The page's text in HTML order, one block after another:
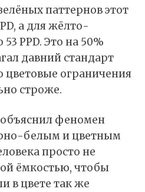
паттернов этот
а для жёлто-
PPD. Это на 50%
давний стандарт
цветовые ограничения
строже.
феномен
белым и цветным
просто не
ёмкостью, чтобы
в цвете так же